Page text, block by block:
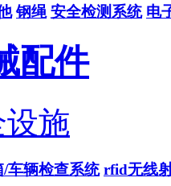
钢绳 安全检测系统 电
配件
施
车辆检查系统 rfid无线